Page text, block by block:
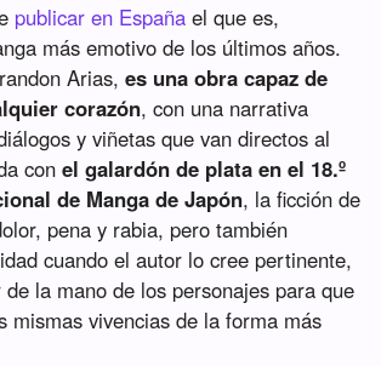
publicar en España el que es,
más emotivo de los últimos años.
Arias,es una obra capaz de
corazón, con una narrativa
y viñetas que van directos al
conel galardón de plata en el 18.º
de Manga de Japón, la ficción de
pena y rabia, pero también
cuando el autor lo cree pertinente,
la mano de los personajes para que
mismas vivencias de la forma más